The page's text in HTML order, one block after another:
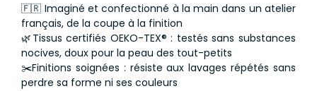
🇫🇷 Imaginé et confectionné à la main dans un atelier
français, de la coupe à la finition
🌿Tissus certifiés OEKO-TEX® : testés sans substances
nocives, doux pour la peau des tout-petits
✂️Finitions soignées : résiste aux lavages répétés sans
perdre sa forme ni ses couleurs